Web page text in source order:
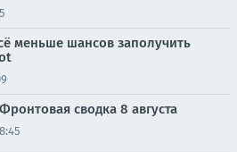
меньше шансов заполучить
сводка 8 августа